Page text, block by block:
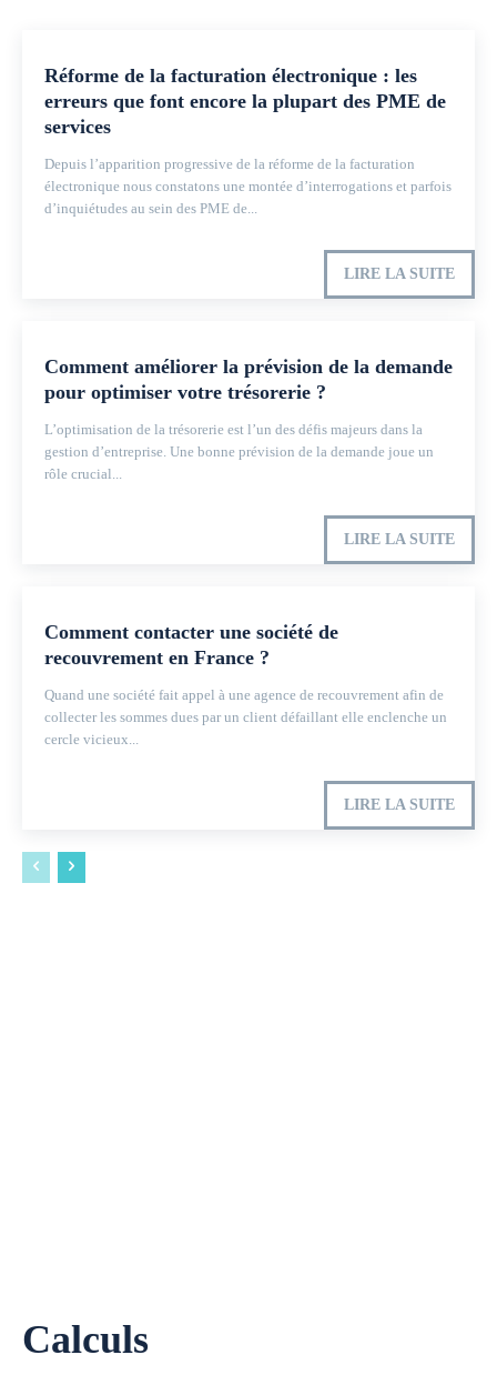
Réforme de la facturation électronique : les
erreurs que font encore la plupart des PME de
services
Depuis l’apparition progressive de la réforme de la facturation
électronique nous constatons une montée d’interrogations et parfois
d’inquiétudes au sein des PME de...
LIRE LA SUITE
Comment améliorer la prévision de la demande
pour optimiser votre trésorerie ?
L’optimisation de la trésorerie est l’un des défis majeurs dans la
gestion d’entreprise. Une bonne prévision de la demande joue un
rôle crucial...
LIRE LA SUITE
Comment contacter une société de
recouvrement en France ?
Quand une société fait appel à une agence de recouvrement afin de
collecter les sommes dues par un client défaillant elle enclenche un
cercle vicieux...
LIRE LA SUITE
Calculs